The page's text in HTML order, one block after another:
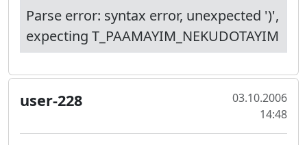
Parse error: syntax error, unexpected ')',
expecting T_PAAMAYIM_NEKUDOTAYIM
user-228
03.10.2006
14:48